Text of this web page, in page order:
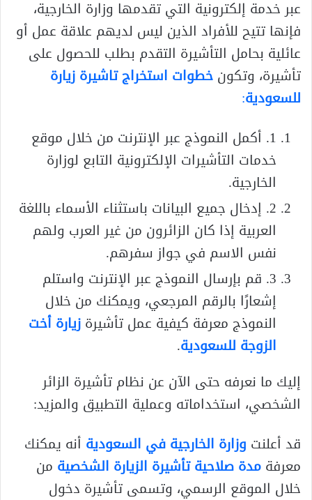
عبر خدمة إلكترونية التي تقدمها وزارة الخارجية،
فإنها تتيح للأفراد الذين ليس لديهم علاقة عمل أو
عائلية بحامل التأشيرة التقدم بطلب للحصول على
تأشيرة، وتكونخطوات استخراج تاشيرة زيارة
للسعودية:
1. أكمل النموذج عبر الإنترنت من خلال موقع
خدمات التأشيرات الإلكترونية التابع لوزارة
الخارجية.
2. إدخال جميع البيانات باستثناء الأسماء باللغة
العربية إذا كان الزائرون من غير العرب ولهم
نفس الاسم في جواز سفرهم.
3. قم بإرسال النموذج عبر الإنترنت واستلم
إشعارًا بالرقم المرجعي، ويمكنك من خلال
النموذج معرفة كيفية عمل تأشيرةزيارة أخت
الزوجة للسعودية.
إليك ما نعرفه حتى الآن عن نظام تأشيرة الزائر
الشخصي، استخداماته وعملية التطبيق والمزيد:
قد أعلنت وزارة الخارجية في السعودية أنه يمكنك
معرفةمدة صلاحية تأشيرة الزيارة الشخصية من
خلال الموقع الرسمي، وتسمى تأشيرة دخول